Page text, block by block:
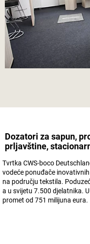
Dozatori za sapun,
prljavštine,
Tvrtka CWS-boco
vodeće ponuđače
na području tekstila.
a u svijetu 7.500 djelatnika.
promet od 751 milijuna eura.